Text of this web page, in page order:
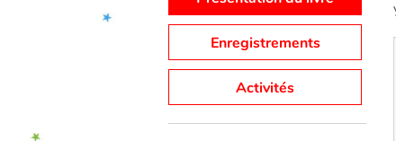
Enregistrements
Activités